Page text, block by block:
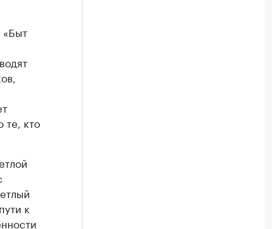
те, кто
к